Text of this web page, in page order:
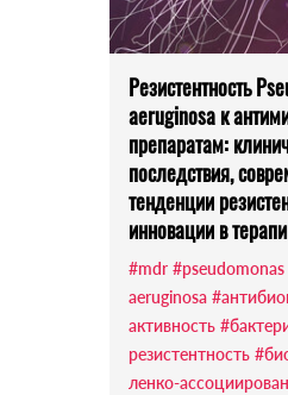
Резистентность
aeruginosa к
препаратам:
последствия,
тенденции
инновации в
#mdr #pseudomonas
aeruginosa
активность
резистентность
ленко-